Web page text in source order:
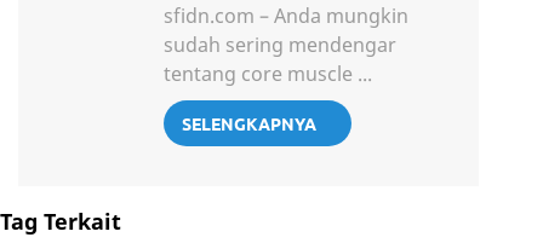
sfidn.com – Anda mungkin
sudah sering mendengar
tentang core muscle ...
SELENGKAPNYA
Tag Terkait